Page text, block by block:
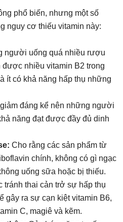
phổ biến, nhưng một số
nguy cơ thiếu vitamin này:
người uống quá nhiều rượu
được nhiều vitamin B2 trong
ít có khả năng hấp thụ những
đáng kể nên những người
năng đạt được đầy đủ dinh
Cho rằng các sản phẩm từ
chính, không có gì ngạc
uống sữa hoặc bị thiếu.
tránh thai cản trở sự hấp thụ
gây ra sự cạn kiệt vitamin B6,
C, magiê và kẽm.